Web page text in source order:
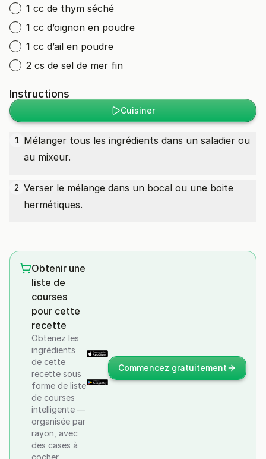
1 cc de thym séché
1 cc d’oignon en poudre
1 cc d’ail en poudre
2 cs de sel de mer fin
Instructions
Cuisiner
1 Mélanger tous les ingrédients dans un saladier ou
au mixeur.
2 Verser le mélange dans un bocal ou une boite
hermétiques.
Obtenir une
liste de
courses
pour cette
recette
Obtenez les
ingrédients
de cette
recette sous
forme de liste
de courses
intelligente —
organisée par
rayon, avec
des cases à
cocher
Commencez gratuitement